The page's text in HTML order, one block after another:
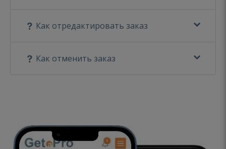
Как отредактировать заказ
Как отменить заказ